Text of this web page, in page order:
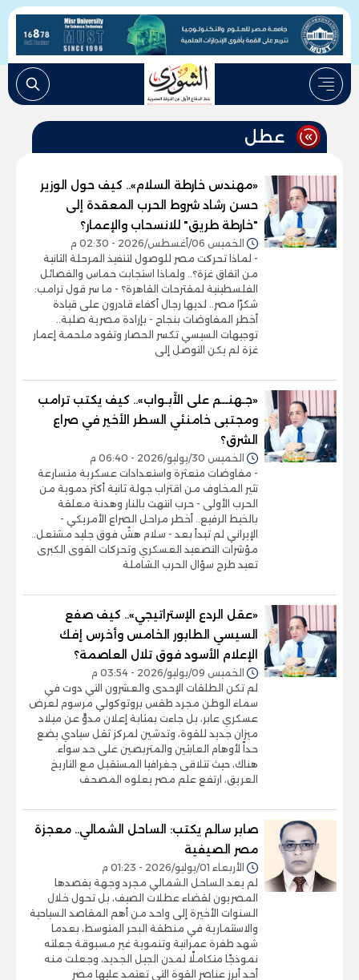
عطل
«مهندس خارطة السلام».. كيف حول الوزير
حسن رشاد شروط الحرب المعقدة إلى
"خارطة طريق" للانسحاب والإعمار؟
الخميس 06/أغسطس/2026 - 02:30 م
- لماذا تحركت مصر للوصول لتنفيذ المرحلة الثانية
من اتفاق غزة؟.. ولماذا استجابت حماس والفصائل
الفلسطينية لمقترحات القاهرة؟ - ما سر قول ترامب:
شكرًا مصر.. لديها رجال أكفاء قادرون على قيادة
أخطر المفاوضات بنجاح - بإرادة مصرية صلبة..
توجيهات السيسي تكسر الحصار وتقود ملحمة إعمار
غزة لم يكن التوصل إلى
«جـهنــم على الأَبـواب».. كيف يكتب ترامب
ومجتبى خامنئي السطر الأخير في صراع
الشرق؟
الخميس 30/يوليو/2026 - 06:40 م
- مفاوضات متعثرة واستعدادات عسكرية متسارعة
تثير المخاوف من اقتراب جولة ثانية أكثر دموية من
الحرب الأولى - حرب انتهت بالنار وهدنة معلقة
بالخيط الرفيع.. أخطر مراحل الصراع الأمريكي -
الإيراني لم تبدأ بعد - سلام هشّ فوق جليد مشتعل..
مؤشرات التصعيد العسكري وتحركات القوى الكبرى
تعيد طرح سؤال الحرب الشاملة
«عقل الردع الإستراتيجي».. كيف صفع
السيسي الطابور الخامس وأخرس إفك
الإعلام الأسود فوق تلال العاصمة؟
الخميس 09/يوليو/2026 - 03:54 م
لم تكن الطلقات الإحدى والعشرون التي دوت في
سماء الوطن مجرد طقس بروتوكولي مرسوم لعرض
عسكري عابر، بل جاءت بمثابة إعلان مدوٍّ عن ميلاد
ميزان جديد للقوة، وتدشين لمركز ثقل سيادي يضع
حداً لأوهام العابثين والمتربصين على حد سواء.
هناك، حيث تتلاقى جغرافيا المستقبل مع التاريخ
العريق، ارتفع علم مصر يعلوه المصحف
صابر سالم يكتب: الساحل الشمالي.. معجزة
مصر الصيفية
الأربعاء 01/يوليو/2026 - 01:23 م
لم يعد الساحل الشمالي مجرد وجهة يقصدها
المصريون لقضاء عطلات الصيف، بل تحول خلال
السنوات الأخيرة إلى واحد من أهم المقاصد السياحية
والاستثمارية في منطقة البحر المتوسط، بعدما
شهد طفرة عمرانية وتنموية غير مسبوقة جعلته
نموذجًا متكاملًا لمدن الجيل الجديد، وجعلت منه
أحد أبرز عناصر القوة التي تعتمد عليها مصر